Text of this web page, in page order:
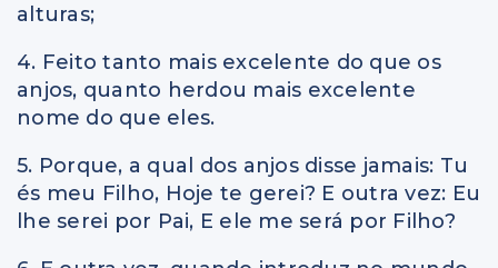
alturas;
4. Feito tanto mais excelente do que os
anjos, quanto herdou mais excelente
nome do que eles.
5. Porque, a qual dos anjos disse jamais: Tu
és meu Filho, Hoje te gerei? E outra vez: Eu
lhe serei por Pai, E ele me será por Filho?